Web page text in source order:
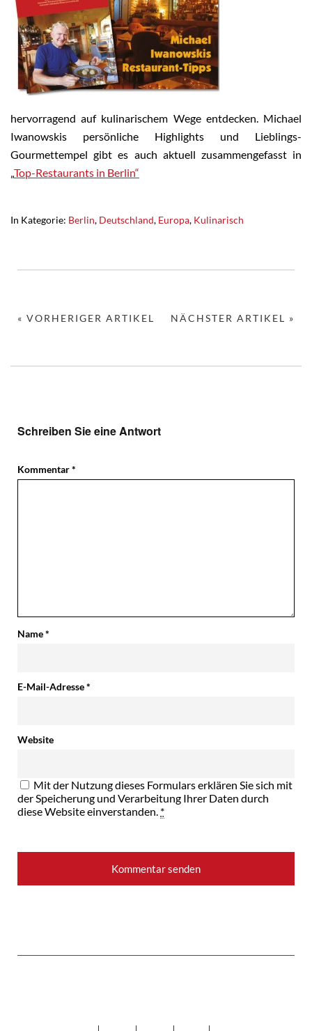
hervorragend auf kulinarischem Wege entdecken. Michael
Iwanowskis persönliche Highlights und Lieblings-
Gourmettempel gibt es auch aktuell zusammengefasst in
„Top-Restaurants in Berlin“
In Kategorie: Berlin, Deutschland, Europa, Kulinarisch
NÄCHSTER ARTIKEL »
« VORHERIGER ARTIKEL
Schreiben Sie eine Antwort
Kommentar*
Name*
E-Mail-Adresse*
Website
Mit der Nutzung dieses Formulars erklären Sie sich mit
der Speicherung und Verarbeitung Ihrer Daten durch
diese Website einverstanden. *
Instagram